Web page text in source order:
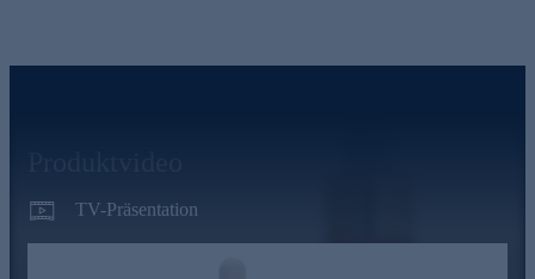
TV-Präsentation